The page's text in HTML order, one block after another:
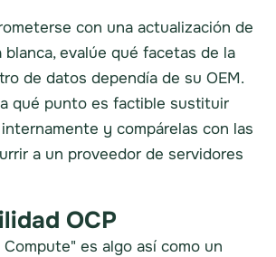
con una actualización de
blanca, evalúe qué facetas de la
de datos dependía de su OEM.
qué punto es factible sustituir
y compárelas con las
a un proveedor de servidores
OCP
Compute" es algo así como un